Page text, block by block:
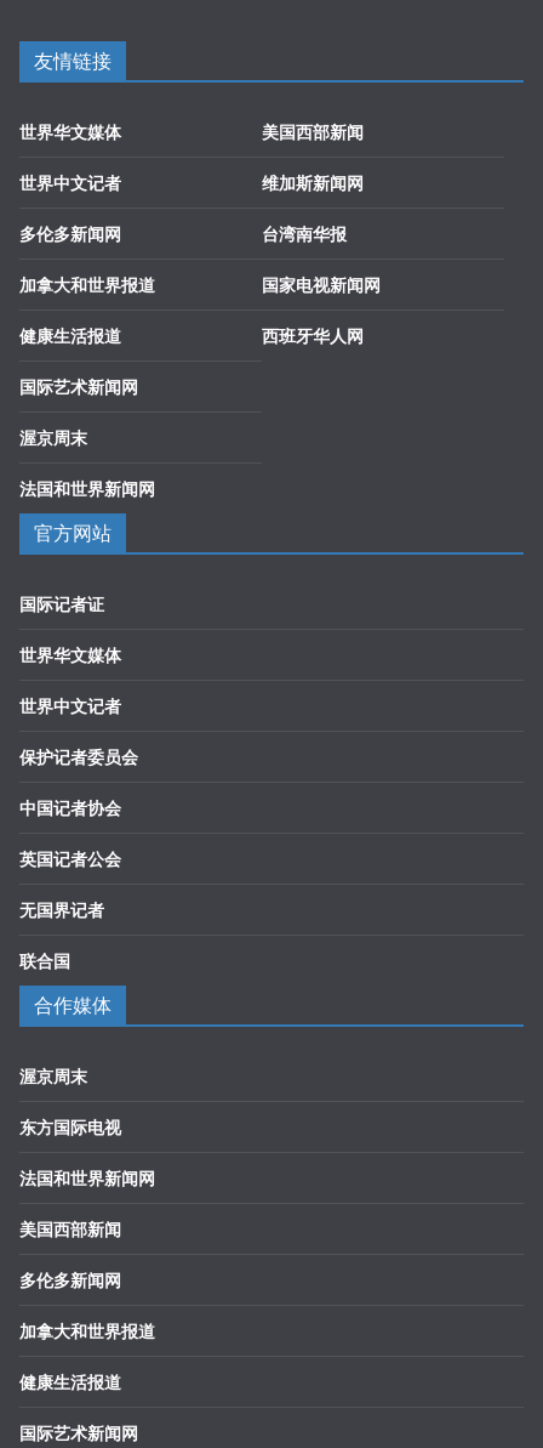
友情链接
世界华文媒体
世界中文记者
多伦多新闻网
加拿大和世界报道
健康生活报道
国际艺术新闻网
渥京周末
法国和世界新闻网
美国西部新闻
维加斯新闻网
台湾南华报
国家电视新闻网
西班牙华人网
官方网站
国际记者证
世界华文媒体
世界中文记者
保护记者委员会
中国记者协会
英国记者公会
无国界记者
联合国
合作媒体
渥京周末
东方国际电视
法国和世界新闻网
美国西部新闻
多伦多新闻网
加拿大和世界报道
健康生活报道
国际艺术新闻网